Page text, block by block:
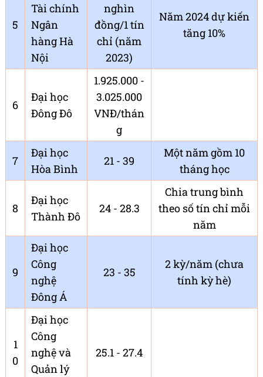
5
Tài chính
Ngân
hàng Hà
Nội
nghìn
đồng/1 tín
chỉ (năm
2023)
Năm 2024 dự kiến
tăng 10%
6
Đại học
Đông Đô
1.925.000 -
3.025.000
VNĐ/thán
g
7
Đại học
Hòa Bình
21 - 39
Một năm gồm 10
tháng học
8
Đại học
Thành Đô
24 - 28.3
Chia trung bình
theo số tín chỉ mỗi
năm
9
Đại học
Công
nghệ
Đông Á
23 - 35
2 kỳ/năm (chưa
tính kỳ hè)
1
0
Đại học
Công
nghệ và
Quản lý
25.1 - 27.4